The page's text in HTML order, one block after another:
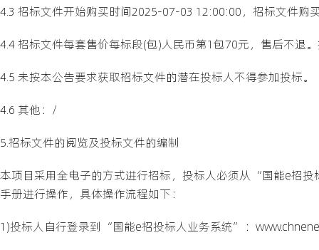
4.3 招标文件开始购买时间2025-07-03 12:00:00，招标文件购
4.4 招标文件每套售价每标段(包)人民币第1包70元，售后不退
4.5 未按本公告要求获取招标文件的潜在投标人不得参加投标。
4.6 其他：/
5.招标文件的阅览及投标文件的编制
本项目采用全电子的方式进行招标，投标人必须从“国能e招
手册进行操作，具体操作流程如下：
1)投标人自行登录到“国能e招投标人业务系统”：